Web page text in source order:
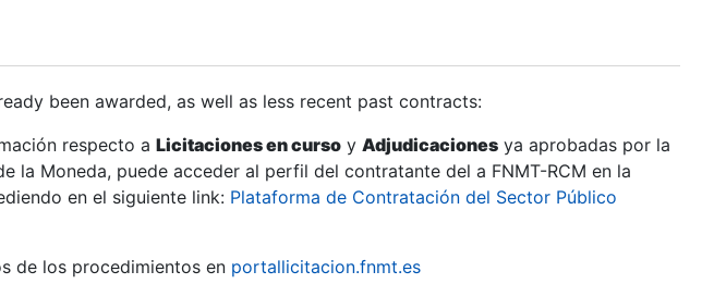
been awarded, as well as less recent past contracts:
respecto a Licitaciones en curso y Adjudicaciones ya aprobadas por la
la Moneda, puede acceder al perfil del contratante del a FNMT-RCM en la
en el siguiente link: Plataforma de Contratación del Sector Público
de los procedimientos en portallicitacion.fnmt.es